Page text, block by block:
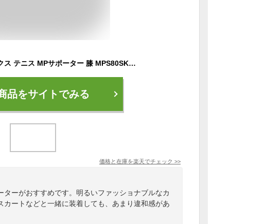
メール便配送 ヨネックス テニス MPサポーター 膝 MPS80SK-027
品をサイトでみる
価格と在庫を楽天でチェック >>
ーがおすすめです。明るいファッショナブルなカ
カートなどと一緒に装着しても、あまり違和感があ